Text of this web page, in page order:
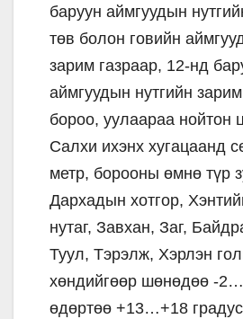
баруун аймгуудын
төв болон говийн
зарим газраар, 12-нд
аймгуудын нутгийн
бороо, уулаараа нойтон
Салхи ихэнх хугацаанд
метр, борооны өмнө түр
Дархадын хотгор,
нутаг, Завхан, Заг,
Туул, Тэрэлж, Хэрлэн
хөндийгөөр шөнөдөө -
өдөртөө +13…+18